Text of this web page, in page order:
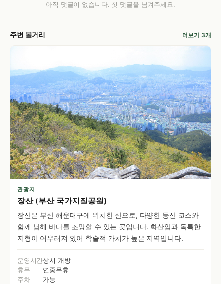
아직 댓글이 없습니다. 첫 댓글을 남겨주세요.
주변 볼거리 더보기 3개
관광지
장산 (부산 국가지질공원)
장산은 부산 해운대구에 위치한 산으로, 다양한 등산 코스와
함께 남해 바다를 조망할 수 있는 곳입니다. 화산암과 독특한
지형이 어우러져 있어 학술적 가치가 높은 지역입니다.
운영시간상시 개방
휴무
연중무휴
주차
가능